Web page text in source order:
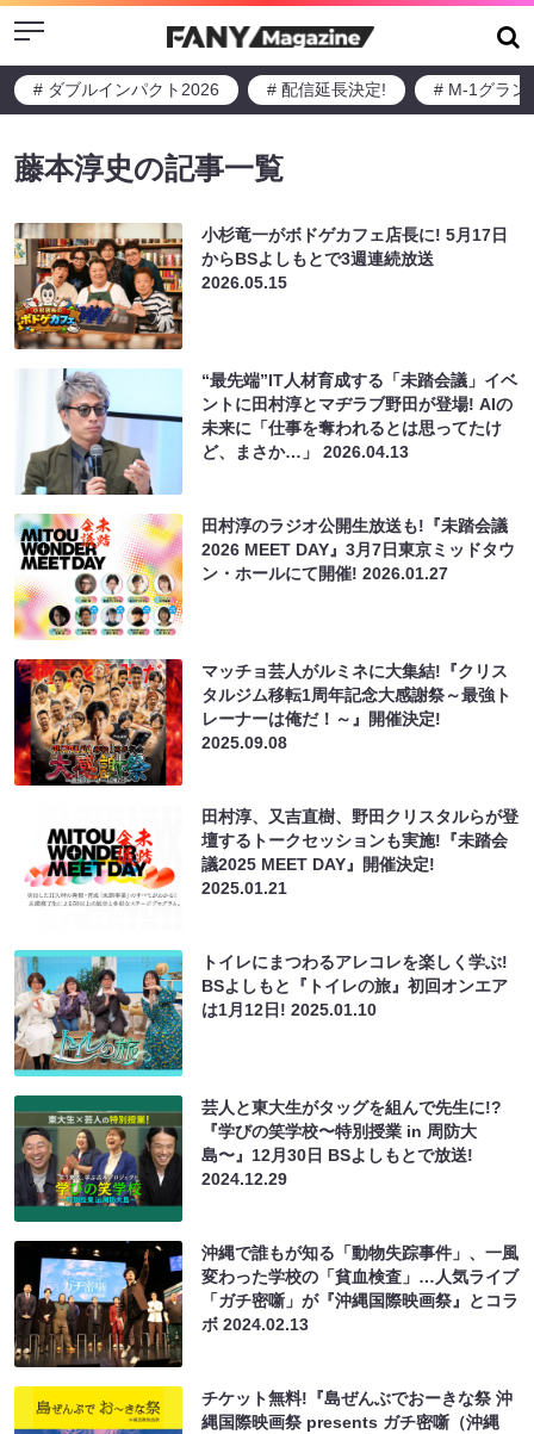
Menu
# ダブルインパクト2026 # 配信延長決定! # M-1グラン
藤本淳史の記事一覧
小杉竜一がボドゲカフェ店長に! 5月17日
からBSよしもとで3週連続放送
2026.05.15
“最先端”IT人材育成する「未踏会議」イベ
ントに田村淳とマヂラブ野田が登場! AIの
未来に「仕事を奪われるとは思ってたけ
ど、まさか…」2026.04.13
田村淳のラジオ公開生放送も!『未踏会議
2026 MEET DAY』3月7日東京ミッドタウ
ン・ホールにて開催!2026.01.27
マッチョ芸人がルミネに大集結!『クリス
タルジム移転1周年記念大感謝祭～最強ト
レーナーは俺だ！～』開催決定!
2025.09.08
田村淳、又吉直樹、野田クリスタルらが登
壇するトークセッションも実施!『未踏会
議2025 MEET DAY』開催決定!
2025.01.21
トイレにまつわるアレコレを楽しく学ぶ!
BSよしもと『トイレの旅』初回オンエア
は1月12日!2025.01.10
芸人と東大生がタッグを組んで先生に!?
『学びの笑学校〜特別授業 in 周防大
島〜』12月30日 BSよしもとで放送!
2024.12.29
沖縄で誰もが知る「動物失踪事件」、一風
変わった学校の「貧血検査」…人気ライブ
「ガチ密噺」が『沖縄国際映画祭』とコラ
ボ2024.02.13
チケット無料!『島ぜんぶでおーきな祭 沖
縄国際映画祭 presents ガチ密噺（沖縄